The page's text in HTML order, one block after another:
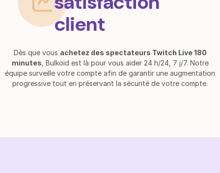
client
Dès que vous achetez des spectateurs Twitch Live 180
minutes , Bulkoid est là pour vous aider 24 h/24, 7 j/7. Notre
équipe surveille votre compte afin de garantir une augmentation
progressive tout en préservant la sécurité de votre compte.